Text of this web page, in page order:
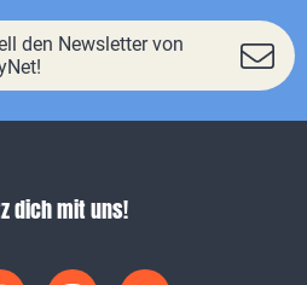
den Newsletter von
dich mit uns!